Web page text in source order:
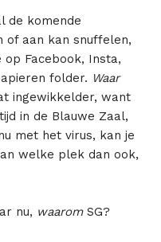
de komende
of aan kan snuffelen,
Facebook, Insta,
folder. Waar
ingewikkelder, want
in de Blauwe Zaal,
met het virus, kan je
welke plek dan ook,
nu, waaromSG?